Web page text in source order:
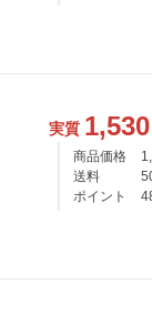
実質 1,530
商品価格
送料
ポイント